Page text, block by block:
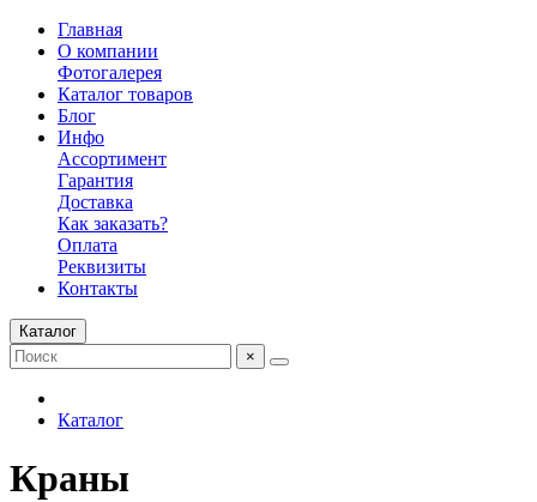
Главная
О компании
Фотогалерея
Каталог товаров
Блог
Инфо
Ассортимент
Гарантия
Доставка
Как заказать?
Оплата
Реквизиты
Контакты
Каталог
×
Каталог
Краны